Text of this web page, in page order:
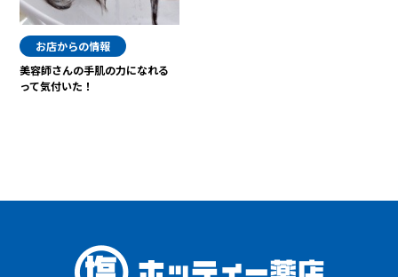
お店からの情報
美容師さんの手肌の力になれる
って気付いた！